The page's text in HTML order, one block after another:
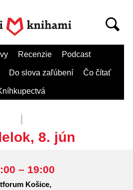
Recenzie Podcast
Do slova zaľúbení Čo čítať
8. jún
– 19:00
Košice,